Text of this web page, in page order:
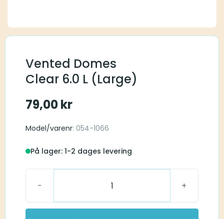
Vented Domes
Clear 6.0 L (Large)
79,00kr
Model/varenr: 054-1066
På lager: 1-2 dages levering